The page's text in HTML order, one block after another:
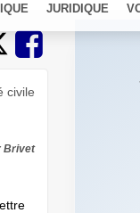
JURIDIQUE
civile
Brivet